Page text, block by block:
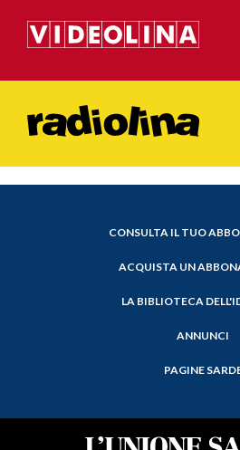
CONSULTA IL TUO
ACQUISTA UN
LA BIBLIOTECA
ANNUNCI
PAGINE